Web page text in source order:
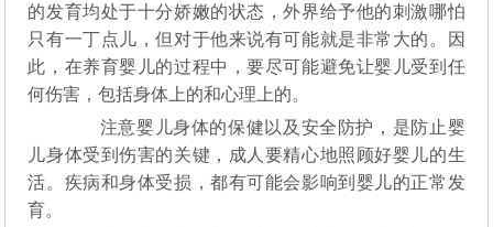
的发育均处于十分娇嫩的状态，外界给予他的刺激哪怕
只有一丁点儿，但对于他来说有可能就是非常大的。因
此，在养育婴儿的过程中，要尽可能避免让婴儿受到任
何伤害，包括身体上的和心理上的。
注意婴儿身体的保健以及安全防护，是防止婴
儿身体受到伤害的关键，成人要精心地照顾好婴儿的生
活。疾病和身体受损，都有可能会影响到婴儿的正常发
育。